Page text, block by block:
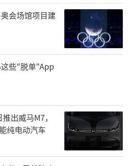
会场馆项目建
些"脱单"App
出威马M7，
纯电动汽车